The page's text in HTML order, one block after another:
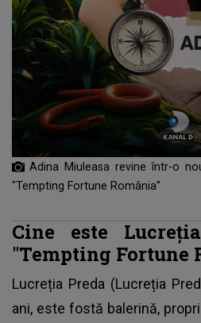
Adina Miuleasa revine într-o
"Tempting Fortune România"
Cine este
"Tempting Fortune
Lucreția Preda (Lucreția
ani, este fostă balerină,